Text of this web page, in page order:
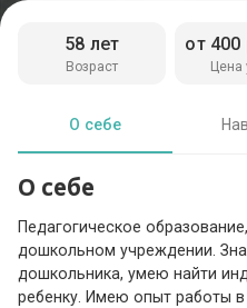
Возраст
58 лет
Цена
от 400
О себе
О себе
Педагогическое
дошкольном учреждении.
дошкольника, умею найти
ребенку. Имею опыт работы